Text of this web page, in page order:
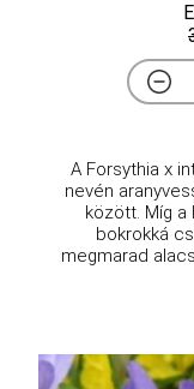
A Forsythia x
nevén
között. Míg a
bokrokká
megmarad